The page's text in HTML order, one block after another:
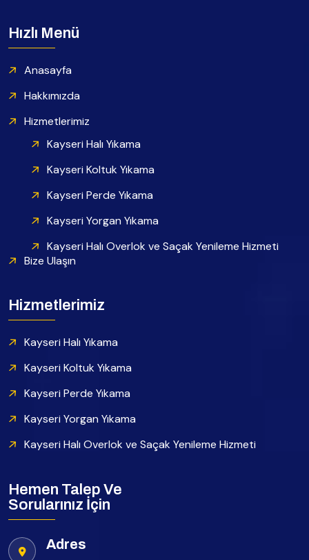
Hızlı Menü
Anasayfa
Hakkımızda
Hizmetlerimiz
Kayseri Halı Yıkama
Kayseri Koltuk Yıkama
Kayseri Perde Yıkama
Kayseri Yorgan Yıkama
Kayseri Halı Overlok ve Saçak Yenileme Hizmeti
Bize Ulaşın
Hizmetlerimiz
Kayseri Halı Yıkama
Kayseri Koltuk Yıkama
Kayseri Perde Yıkama
Kayseri Yorgan Yıkama
Kayseri Halı Overlok ve Saçak Yenileme Hizmeti
Hemen Talep Ve
Sorularınız İçin
Adres